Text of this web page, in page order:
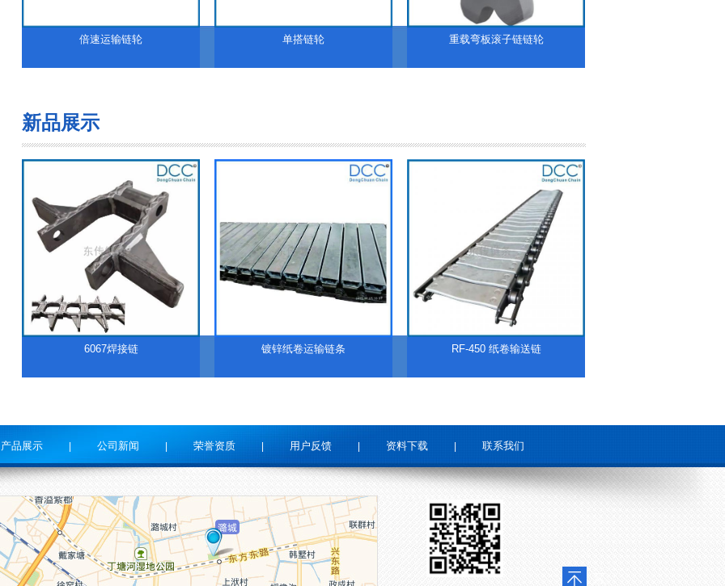
倍速运输链轮 单搭链轮 重载弯板滚子链链轮
新品展示
6067焊接链 镀锌纸卷运输链条 RF-450 纸卷输送链
产品展示 公司新闻 荣誉资质 用户反馈 资料下载 联系我们